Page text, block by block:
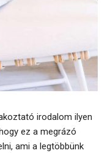
irodalom ilyen
ez a megrázó
ami a legtöbbünk